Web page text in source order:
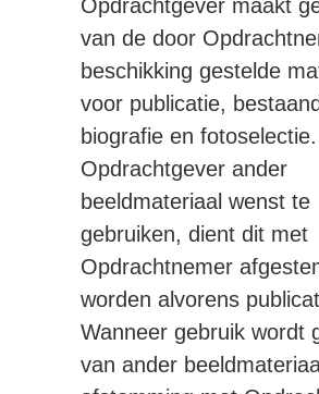
Opdrachtgever maakt
van de door
beschikking gestelde
voor publicatie,
biografie en
Opdrachtgever ander
beeldmateriaal wenst te
gebruiken, dient dit met
Opdrachtnemer
worden alvorens
Wanneer gebruik wordt
van ander